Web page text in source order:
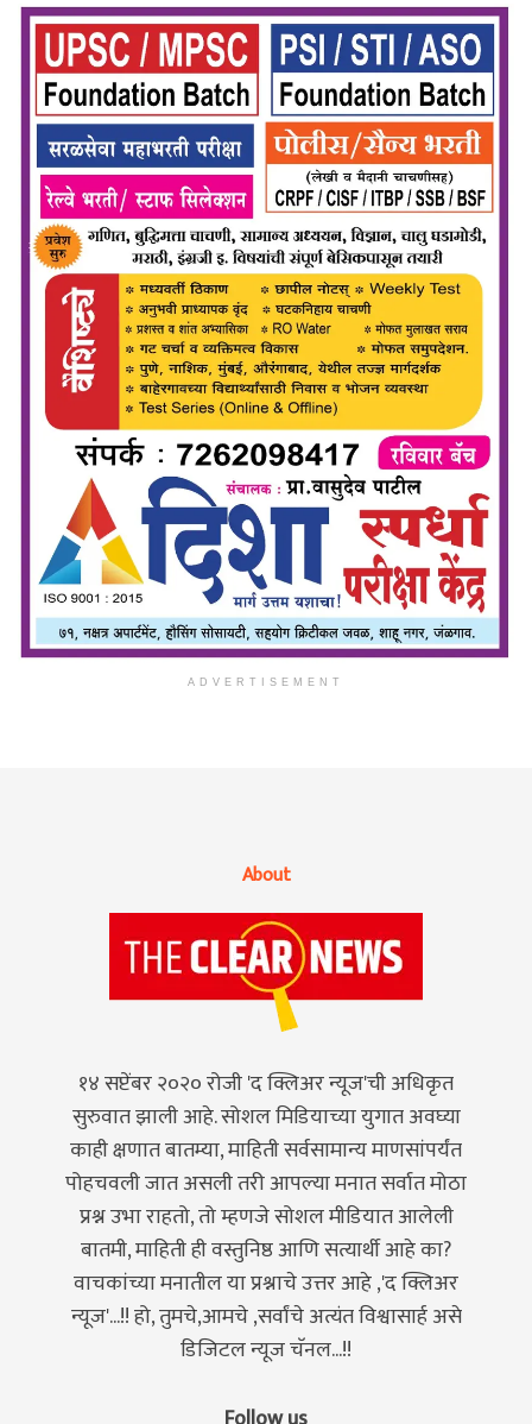
ADVERTISEMENT
About
१४ सप्टेंबर २०२० रोजी 'द क्लिअर न्यूज'ची अधिकृत
सुरुवात झाली आहे. सोशल मिडियाच्या युगात अवघ्या
काही क्षणात बातम्या, माहिती सर्वसामान्य माणसांपर्यंत
पोहचवली जात असली तरी आपल्या मनात सर्वात मोठा
प्रश्न उभा राहतो, तो म्हणजे सोशल मीडियात आलेली
बातमी, माहिती ही वस्तुनिष्ठ आणि सत्यार्थी आहे का?
वाचकांच्या मनातील या प्रश्नाचे उत्तर आहे ,'द क्लिअर
न्यूज'...!! हो, तुमचे,आमचे ,सर्वांचे अत्यंत विश्वासार्ह असे
डिजिटल न्यूज चॅनल...!!